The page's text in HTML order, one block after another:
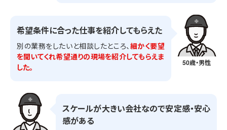
50歳・男性
希望条件に合った仕事を紹介してもらえた
別の業務をしたいと相談したところ、 細かく要望
を聞いてくれ希望通りの現場を紹介してもらえま
した。
スケールが大きい会社なので安定感・安心
感がある